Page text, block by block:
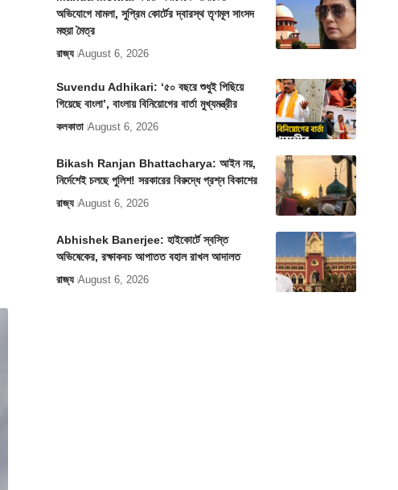
অভিযোগে মামলা, সুপ্রিম কোর্টের দ্বারস্থ তৃণমূল সাংসদ
মহুয়া মৈত্র
রাজ্য August 6, 2026
Suvendu Adhikari: ‘৫০ বছরে শুধুই পিছিয়ে
গিয়েছে বাংলা’, বাংলায় বিনিয়োগের বার্তা মুখ্যমন্ত্রীর
কলকাতা August 6, 2026
Bikash Ranjan Bhattacharya: আইন নয়,
নির্দেশেই চলছে পুলিশ! সরকারের বিরুদ্ধে প্রশ্ন বিকাশের
রাজ্য August 6, 2026
Abhishek Banerjee: হাইকোর্টে স্বস্তি
অভিষেকের, রক্ষাকবচ আপাতত বহাল রাখল আদালত
রাজ্য August 6, 2026